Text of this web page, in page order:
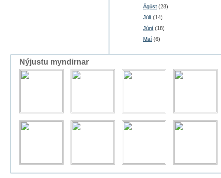
Ágúst (28)
Júlí (14)
Júní (18)
Maí (6)
Nýjustu myndirnar